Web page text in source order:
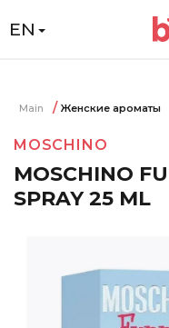
EN
Main Женские ароматы
MOSCHINO
MOSCHINO
SPRAY 25 ML